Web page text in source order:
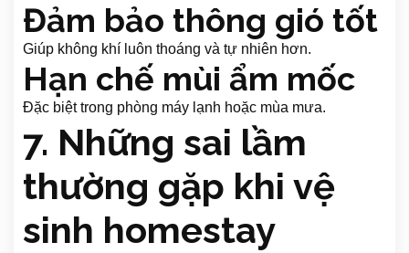
Đảm bảo thông gió tốt
Giúp không khí luôn thoáng và tự nhiên hơn.
Hạn chế mùi ẩm mốc
Đặc biệt trong phòng máy lạnh hoặc mùa mưa.
7. Những sai lầm
thường gặp khi vệ
sinh homestay